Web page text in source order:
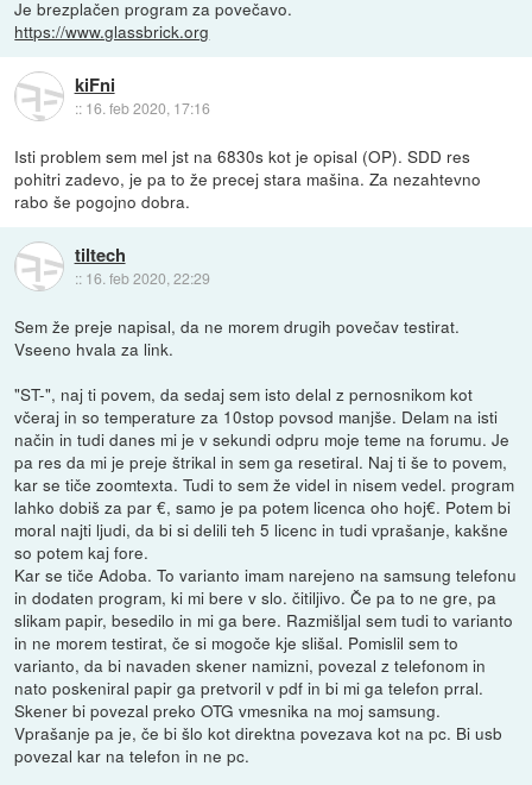
Je brezplačen program za povečavo.
https://www.glassbrick.org
kiFni
:: 16. feb 2020, 17:16
Isti problem sem mel jst na 6830s kot je opisal (OP). SDD res
pohitri zadevo, je pa to že precej stara mašina. Za nezahtevno
rabo še pogojno dobra.
tiltech
:: 16. feb 2020, 22:29
Sem že preje napisal, da ne morem drugih povečav testirat.
Vseeno hvala za link.
"ST-", naj ti povem, da sedaj sem isto delal z pernosnikom kot
včeraj in so temperature za 10stop povsod manjše. Delam na isti
način in tudi danes mi je v sekundi odpru moje teme na forumu. Je
pa res da mi je preje štrikal in sem ga resetiral. Naj ti še to povem,
kar se tiče zoomtexta. Tudi to sem že videl in nisem vedel. program
lahko dobiš za par €, samo je pa potem licenca oho hoj€. Potem bi
moral najti ljudi, da bi si delili teh 5 licenc in tudi vprašanje, kakšne
so potem kaj fore.
Kar se tiče Adoba. To varianto imam narejeno na samsung telefonu
in dodaten program, ki mi bere v slo. čitiljivo. Če pa to ne gre, pa
slikam papir, besedilo in mi ga bere. Razmišljal sem tudi to varianto
in ne morem testirat, če si mogoče kje slišal. Pomislil sem to
varianto, da bi navaden skener namizni, povezal z telefonom in
nato poskeniral papir ga pretvoril v pdf in bi mi ga telefon prral.
Skener bi povezal preko OTG vmesnika na moj samsung.
Vprašanje pa je, če bi šlo kot direktna povezava kot na pc. Bi usb
povezal kar na telefon in ne pc.